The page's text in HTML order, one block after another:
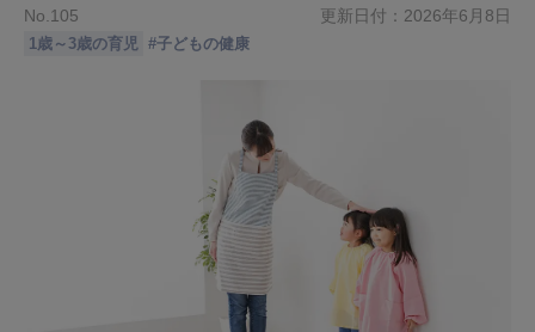
No. 105 更新日付： 2026年6月8日
1歳～3歳の育児 #子どもの健康